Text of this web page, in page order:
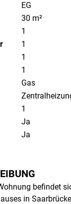
EG
30 m²
1
1
1
1
Gas
1
Ja
Ja
befindet
in